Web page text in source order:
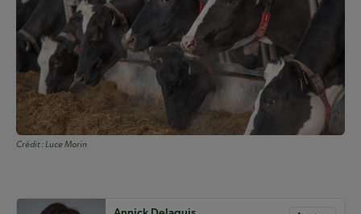
Crédit :Luce Morin
Auteurs de contenu